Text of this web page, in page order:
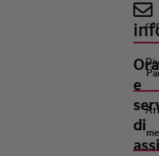
e
di